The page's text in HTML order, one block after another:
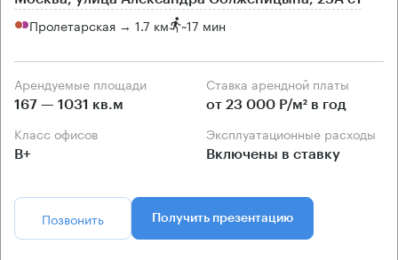
Пролетарская → 1.7 км ~17 мин
Арендуемые площади
167 — 1031 кв.м
Ставка арендной платы
от 23 000 Р/м² в год
Класс офисов
B+
Эксплуатационные расходы
Включены в ставку
Позвонить Получить презентацию